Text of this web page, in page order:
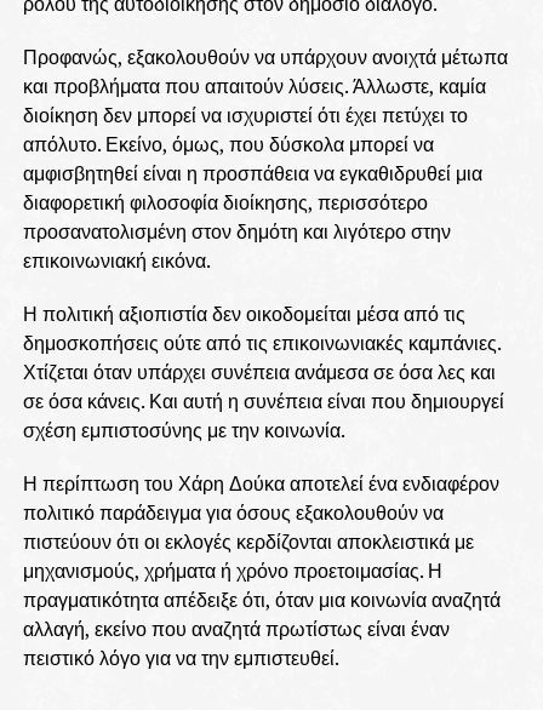
Προφανώς, εξακολουθούν να υπάρχουν ανοιχτά μέτωπα
και προβλήματα που απαιτούν λύσεις. Άλλωστε, καμία
διοίκηση δεν μπορεί να ισχυριστεί ότι έχει πετύχει το
απόλυτο. Εκείνο, όμως, που δύσκολα μπορεί να
αμφισβητηθεί είναι η προσπάθεια να εγκαθιδρυθεί μια
διαφορετική φιλοσοφία διοίκησης, περισσότερο
προσανατολισμένη στον δημότη και λιγότερο στην
επικοινωνιακή εικόνα.
Η πολιτική αξιοπιστία δεν οικοδομείται μέσα από τις
δημοσκοπήσεις ούτε από τις επικοινωνιακές καμπάνιες.
Χτίζεται όταν υπάρχει συνέπεια ανάμεσα σε όσα λες και
σε όσα κάνεις. Και αυτή η συνέπεια είναι που δημιουργεί
σχέση εμπιστοσύνης με την κοινωνία.
Η περίπτωση του Χάρη Δούκα αποτελεί ένα ενδιαφέρον
πολιτικό παράδειγμα για όσους εξακολουθούν να
πιστεύουν ότι οι εκλογές κερδίζονται αποκλειστικά με
μηχανισμούς, χρήματα ή χρόνο προετοιμασίας. Η
πραγματικότητα απέδειξε ότι, όταν μια κοινωνία αναζητά
αλλαγή, εκείνο που αναζητά πρωτίστως είναι έναν
πειστικό λόγο για να την εμπιστευθεί.